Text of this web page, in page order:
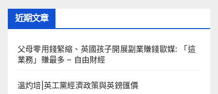
近期文章
父母零用錢緊縮、英國孩子開展副業賺錢歐媒: 「這
業務」賺最多 – 自由財經
溫灼培|英工黨經濟政策與英鎊匯價